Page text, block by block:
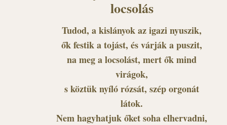
locsolás
Tudod, a kislányok az igazi nyuszik,
ők festik a tojást, és várják a puszit,
na meg a locsolást, mert ők mind
virágok,
s köztük nyíló rózsát, szép orgonát
látok.
Nem hagyhatjuk őket soha elhervadni,